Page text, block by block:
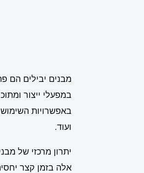
מבנים יבילים הם
במפעלי ייצור
באפשרויות
ועוד.
יתרון מרכזי של
אלה בזמן קצר